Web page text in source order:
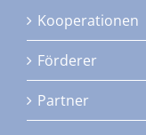
Kooperationen
Förderer
Partner